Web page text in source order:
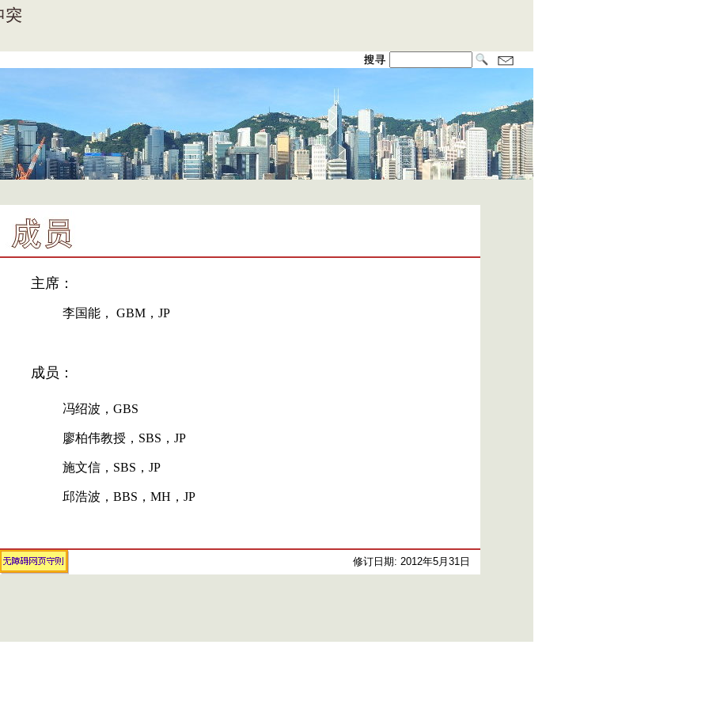
主席：
李国能， GBM ， JP
成员：
冯绍波， GBS
廖柏伟教授， SBS ， JP
施文信， SBS ， JP
邱浩波， BBS ， MH ， JP
修订日期: 2012年5月31日